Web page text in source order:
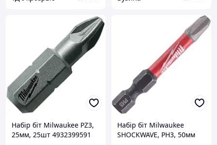
Набір біт Milwaukee PZ3,
25мм, 25шт 4932399591
Набір біт Milwaukee
SHOCKWAVE, PH3, 50мм